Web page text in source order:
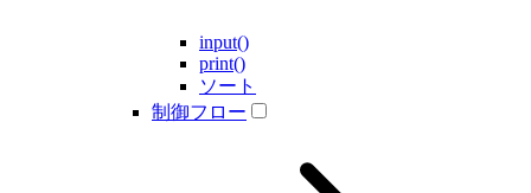
input()
print()
ソート
制御フロー